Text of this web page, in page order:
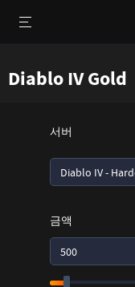
Diablo IV Gold
서버
Diablo IV -
금액